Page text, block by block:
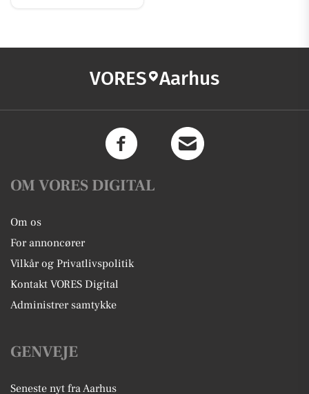
VORES Aarhus
OM VORES DIGITAL
Om os
For annoncører
Vilkår og Privatlivspolitik
Kontakt VORES Digital
Administrer samtykke
GENVEJE
Seneste nyt fra Aarhus